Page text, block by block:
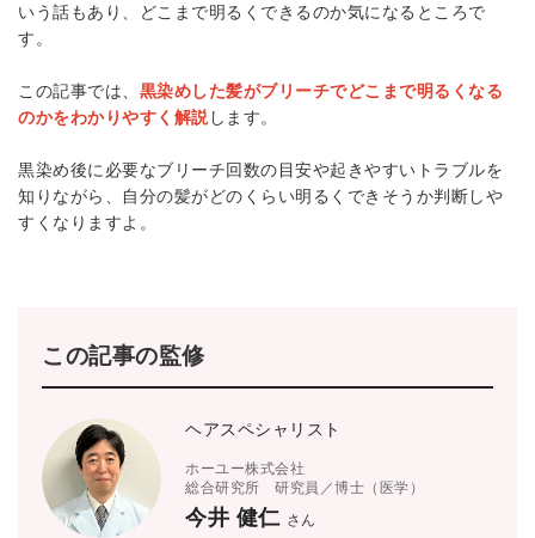
いう話もあり、どこまで明るくできるのか気になるところで
す。
この記事では、 黒染めした髪がブリーチでどこまで明るくなる
のかをわかりやすく解説 します。
黒染め後に必要なブリーチ回数の目安や起きやすいトラブルを
知りながら、自分の髪がどのくらい明るくできそうか判断しや
すくなりますよ。
この記事の監修
ヘアスペシャリスト
ホーユー株式会社
総合研究所 研究員／博士（医学）
今井 健仁 さん